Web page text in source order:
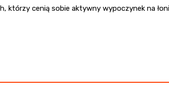
którzy cenią sobie aktywny wypoczynek na